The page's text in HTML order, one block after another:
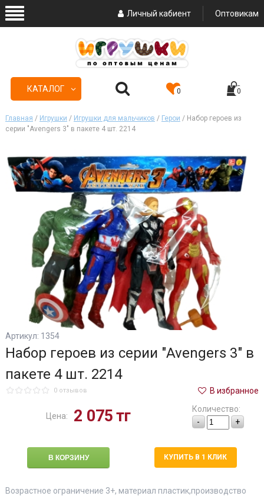
Личный кабиент Оптовикам
КАТАЛОГ 0 0
Главная / Игрушки / Игрушки для мальчиков / Герои / Набор героев из
серии "Avengers 3" в пакете 4 шт. 2214
Артикул: 1354
Набор героев из серии "Avengers 3" в
пакете 4 шт. 2214
0 отзывов В избранное
Цена: 2 075тг
Количество:
-
+
КУПИТЬ В 1 КЛИК
Возрастное ограничение 3+, материал пластик,производство